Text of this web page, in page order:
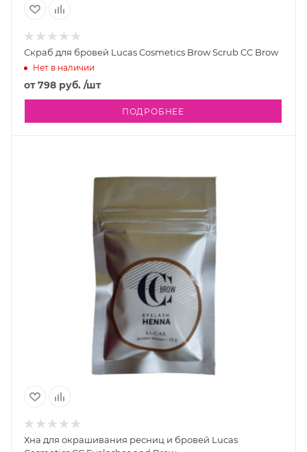
Скраб для бровей Lucas Cosmetics Brow Scrub CC Brow
Нет в наличии
от798 руб. /шт
ПОДРОБНЕЕ
Хна для окрашивания ресниц и бровей Lucas